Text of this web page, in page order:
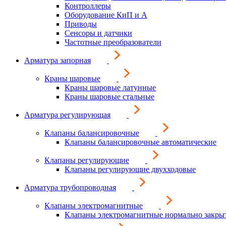
Контроллеры
Оборудование КиП и А
Приводы
Сенсоры и датчики
Частотные преобразователи
Арматура запорная
Краны шаровые
Краны шаровые латунные
Краны шаровые стальные
Арматура регулирующая
Клапаны балансировочные
Клапаны балансировочные автоматические
Клапаны регулирующие
Клапаны регулирующие двухходовые
Арматура трубопроводная
Клапаны электромагнитные
Клапаны электромагнитные нормально